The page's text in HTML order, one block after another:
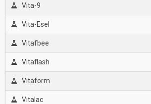
Vita-9
Vita-Esel
Vitafbee
Vitaflash
Vitaform
Vitalac